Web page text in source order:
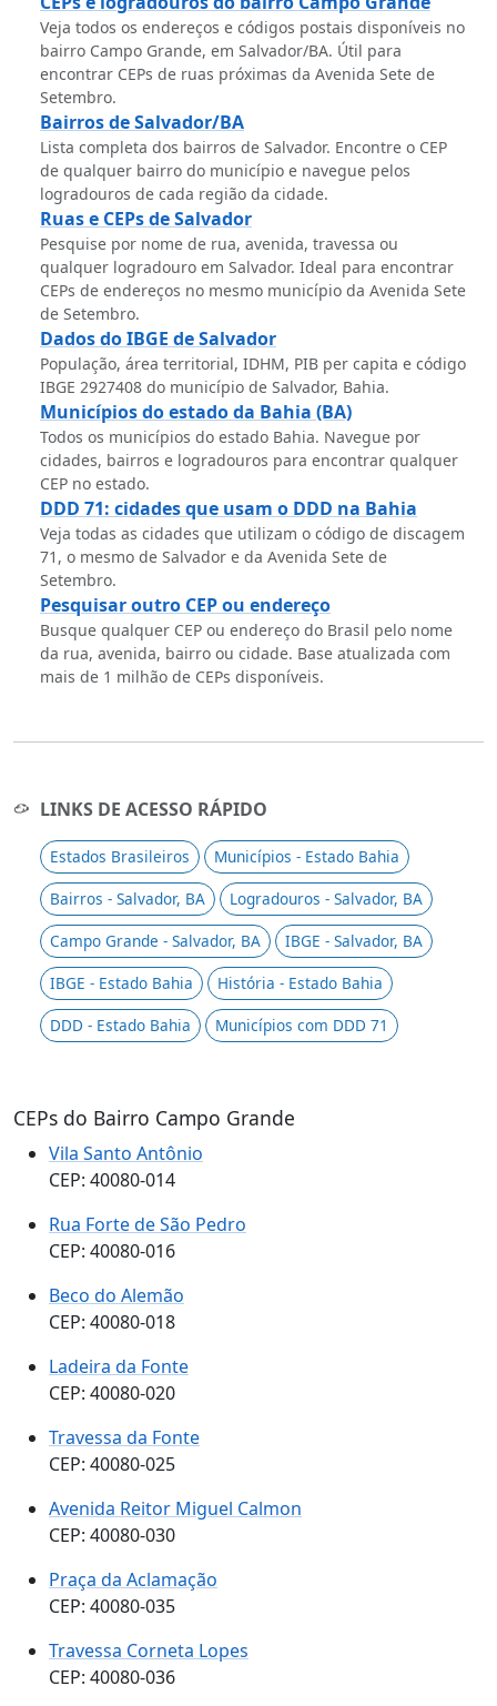
Veja todos os endereços e códigos postais disponíveis no
bairro Campo Grande, em Salvador/BA. Útil para
encontrar CEPs de ruas próximas da Avenida Sete de
Setembro.
Bairros de Salvador/BA
Lista completa dos bairros de Salvador. Encontre o CEP
de qualquer bairro do município e navegue pelos
logradouros de cada região da cidade.
Ruas e CEPs de Salvador
Pesquise por nome de rua, avenida, travessa ou
qualquer logradouro em Salvador. Ideal para encontrar
CEPs de endereços no mesmo município da Avenida Sete
de Setembro.
Dados do IBGE de Salvador
População, área territorial, IDHM, PIB per capita e código
IBGE 2927408 do município de Salvador, Bahia.
Municípios do estado da Bahia (BA)
Todos os municípios do estado Bahia. Navegue por
cidades, bairros e logradouros para encontrar qualquer
CEP no estado.
DDD 71: cidades que usam o DDD na Bahia
Veja todas as cidades que utilizam o código de discagem
71, o mesmo de Salvador e da Avenida Sete de
Setembro.
Pesquisar outro CEP ou endereço
Busque qualquer CEP ou endereço do Brasil pelo nome
da rua, avenida, bairro ou cidade. Base atualizada com
mais de 1 milhão de CEPs disponíveis.
LINKS DE ACESSO RÁPIDO
Estados Brasileiros
Municípios - Estado Bahia
Bairros - Salvador, BA
Logradouros - Salvador, BA
Campo Grande - Salvador, BA
IBGE - Salvador, BA
IBGE - Estado Bahia
História - Estado Bahia
DDD - Estado Bahia
Municípios com DDD 71
CEPs do Bairro Campo Grande
Vila Santo Antônio
CEP: 40080-014
Rua Forte de São Pedro
CEP: 40080-016
Beco do Alemão
CEP: 40080-018
Ladeira da Fonte
CEP: 40080-020
Travessa da Fonte
CEP: 40080-025
Avenida Reitor Miguel Calmon
CEP: 40080-030
Praça da Aclamação
CEP: 40080-035
Travessa Corneta Lopes
CEP: 40080-036